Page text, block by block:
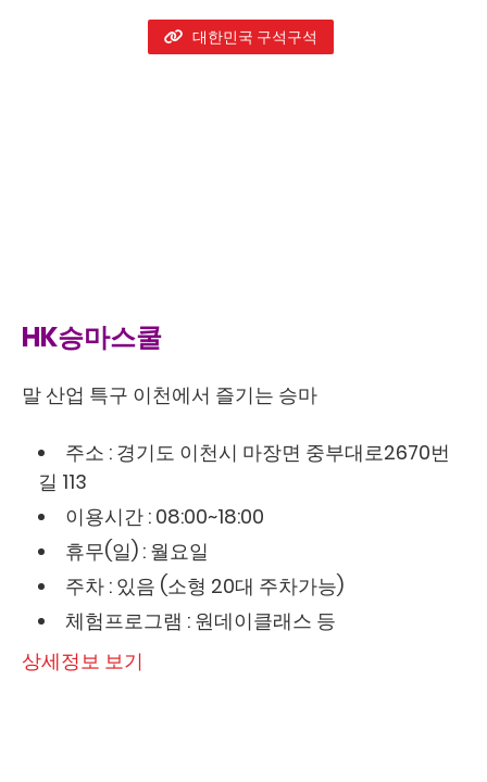
대한민국 구석구석
HK승마스쿨
말 산업 특구 이천에서 즐기는 승마
주소 : 경기도 이천시 마장면 중부대로2670번
길 113
이용시간 : 08:00~18:00
휴무(일) : 월요일
주차 : 있음 (소형 20대 주차가능)
체험프로그램 : 원데이클래스 등
상세정보 보기